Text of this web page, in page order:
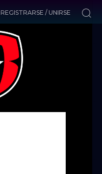
REGISTRARSE / UNIRSE